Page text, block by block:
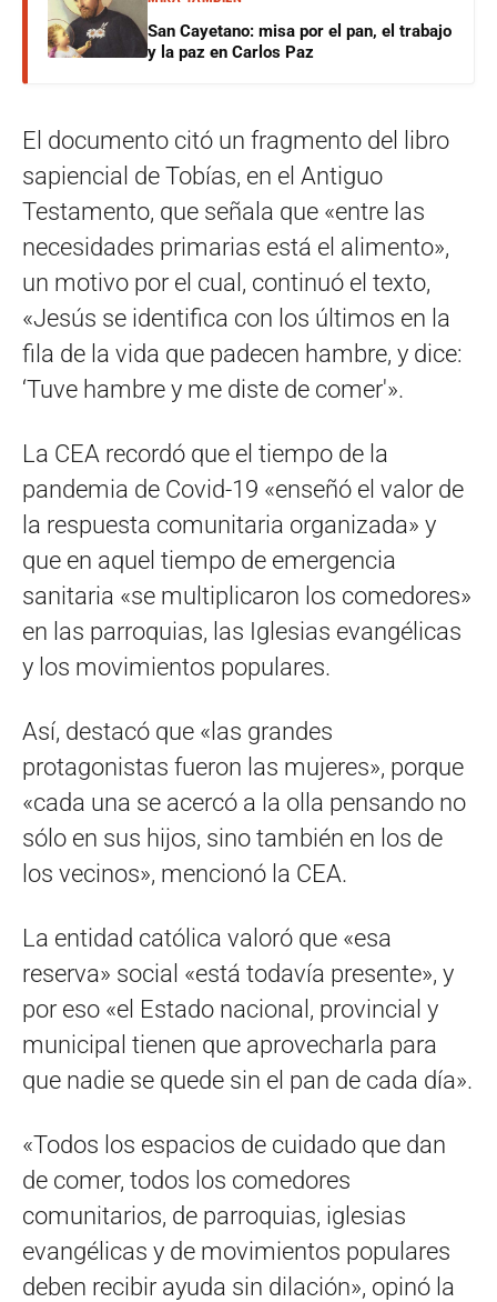
San Cayetano: misa por el pan, el trabajo
y la paz en Carlos Paz
El documento citó un fragmento del libro
sapiencial de Tobías, en el Antiguo
Testamento, que señala que «entre las
necesidades primarias está el alimento»,
un motivo por el cual, continuó el texto,
«Jesús se identifica con los últimos en la
fila de la vida que padecen hambre, y dice:
‘Tuve hambre y me diste de comer'».
La CEA recordó que el tiempo de la
pandemia de Covid-19 «enseñó el valor de
la respuesta comunitaria organizada» y
que en aquel tiempo de emergencia
sanitaria «se multiplicaron los comedores»
en las parroquias, las Iglesias evangélicas
y los movimientos populares.
Así, destacó que «las grandes
protagonistas fueron las mujeres», porque
«cada una se acercó a la olla pensando no
sólo en sus hijos, sino también en los de
los vecinos», mencionó la CEA.
La entidad católica valoró que «esa
reserva» social «está todavía presente», y
por eso «el Estado nacional, provincial y
municipal tienen que aprovecharla para
que nadie se quede sin el pan de cada día».
«Todos los espacios de cuidado que dan
de comer, todos los comedores
comunitarios, de parroquias, iglesias
evangélicas y de movimientos populares
deben recibir ayuda sin dilación», opinó la